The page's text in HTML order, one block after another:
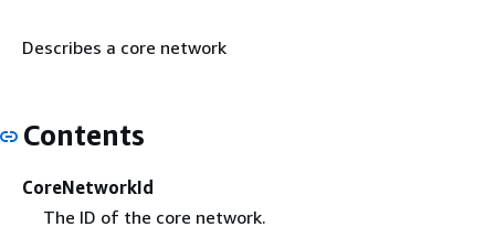
Describes a core network
Contents
CoreNetworkId
The ID of the core network.